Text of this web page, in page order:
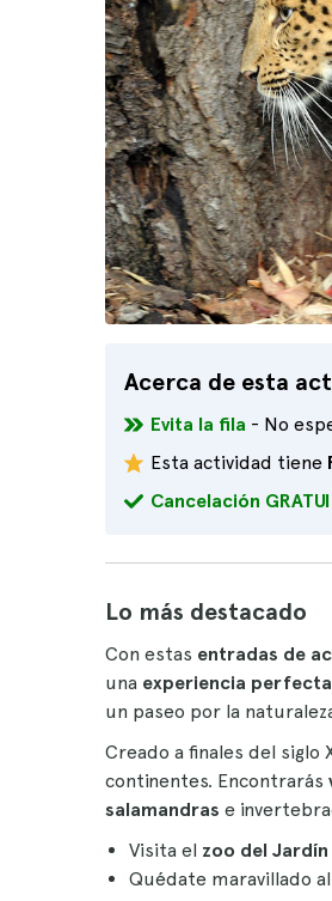
Acerca de esta
Evita la fila - No
Esta actividad tiene
Cancelación
Lo más destacado
Con estas entradas de
una experiencia
un paseo por la
Creado a finales del siglo
continentes. Encontrarás
salamandras e
Visita el zoo del
Quédate maravillado